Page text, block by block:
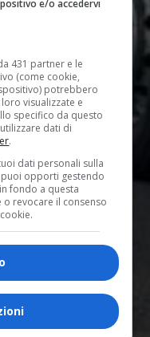
e/o accedervi
431 partner e le
(come cookie,
potrebbero
visualizzate e
specifico da questo
dati di
.
dati personali sulla
opporti gestendo
fondo a questa
revocare il consenso